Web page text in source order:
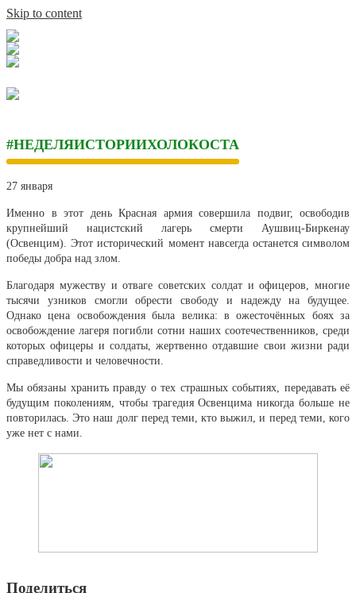
Skip to content
#НЕДЕЛЯИСТОРИИХОЛОКОСТА
27 января
Именно в этот день Красная армия совершила подвиг, освободив
крупнейший нацистский лагерь смерти Аушвиц-Биркенау
(Освенцим). Этот исторический момент навсегда останется символом
победы добра над злом.
Благодаря мужеству и отваге советских солдат и офицеров, многие
тысячи узников смогли обрести свободу и надежду на будущее.
Однако цена освобождения была велика: в ожесточённых боях за
освобождение лагеря погибли сотни наших соотечественников, среди
которых офицеры и солдаты, жертвенно отдавшие свои жизни ради
справедливости и человечности.
Мы обязаны хранить правду о тех страшных событиях, передавать её
будущим поколениям, чтобы трагедия Освенцима никогда больше не
повторилась. Это наш долг перед теми, кто выжил, и перед теми, кого
уже нет с нами.
Поделиться